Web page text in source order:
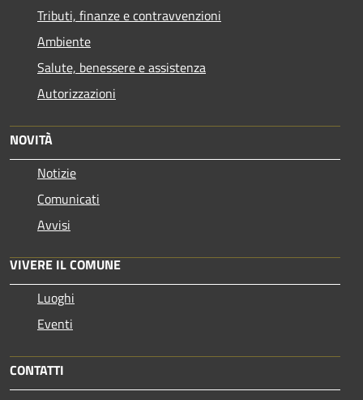
Tributi, finanze e contravvenzioni
Ambiente
Salute, benessere e assistenza
Autorizzazioni
NOVITÀ
Notizie
Comunicati
Avvisi
VIVERE IL COMUNE
Luoghi
Eventi
CONTATTI